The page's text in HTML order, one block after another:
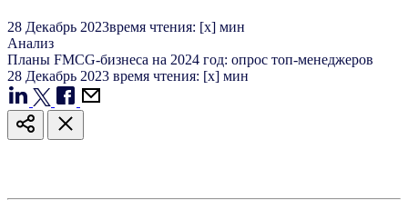
28 Декабрь 2023время чтения: [x] мин
Анализ
Планы FMCG-бизнеса на 2024 год: опрос топ-менеджеров
28 Декабрь 2023 время чтения: [x] мин